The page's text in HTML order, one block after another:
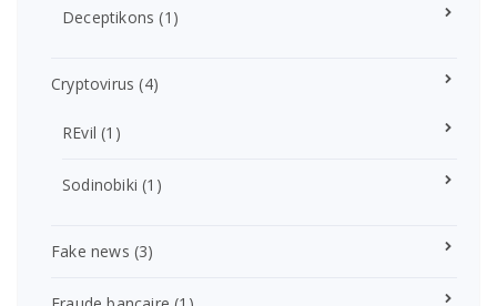
Deceptikons (1)
Cryptovirus (4)
REvil (1)
Sodinobiki (1)
Fake news (3)